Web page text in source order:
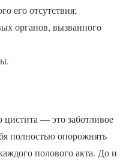
его отсутствия;
органов, вызванного
цистита — это заботливое
полностью опорожнять
полового акта. До и